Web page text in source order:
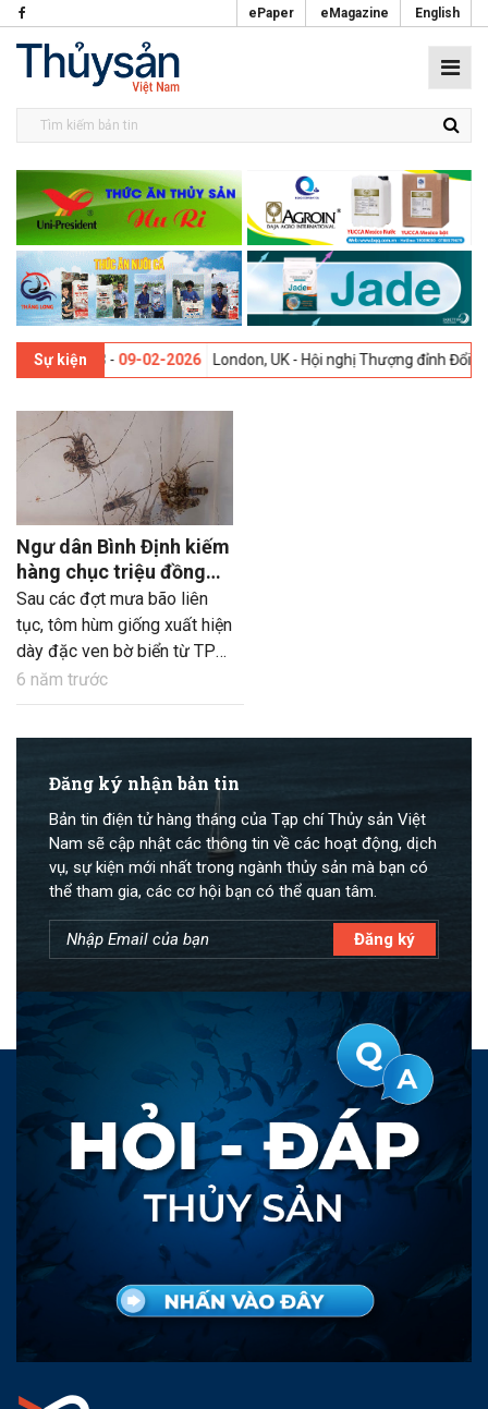
ePaper eMagazine English
Sự kiện
thứ 13 -09-02-2026 London, UK - Hội nghị Thượng đỉnh Đổi mới
Ngư dân Bình Định kiếm
hàng chục triệu đồng
mỗi đêm nhờ tôm hùm
giống
Sau các đợt mưa bão liên
tục, tôm hùm giống xuất hiện
dày đặc ven bờ biển từ TP
Quy Nhơn đến huyện Phù
Cát, tỉnh Bình Định.
6 năm trước
Đăng ký nhận bản tin
Bản tin điện tử hàng tháng của Tạp chí Thủy sản Việt
Nam sẽ cập nhật các thông tin về các hoạt động, dịch
vụ, sự kiện mới nhất trong ngành thủy sản mà bạn có
thể tham gia, các cơ hội bạn có thể quan tâm.